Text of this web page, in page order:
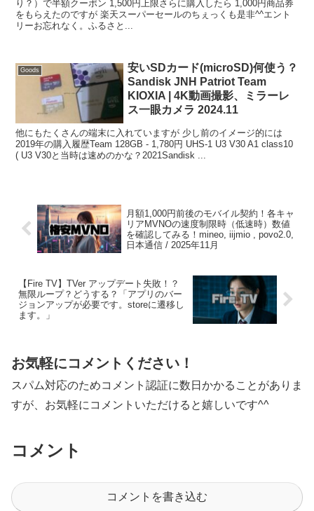
り？）で半額クーポン 1,500円上限さらに購入したら 1,000円商品券
をもらえたのですが 楽天スーパーセールのちぇっくも是非^^エント
リーお忘れなく。ふるさと...
Goods
安いSDカード(microSD)何使う？
Sandisk JNH Patriot Team
KIOXIA | 4K動画撮影、ミラーレ
ス一眼カメラ 2024.11
他にもたくさんの端末に入れていますが 少し前のイメージ的には
2019年の購入履歴Team 128GB - 1,780円 UHS-1 U3 V30 A1 class10
( U3 V30と当時は速めのかな？2021Sandisk ...
月額1,000円前後のモバイル契約！各キャ
リアMVNOの速度制限時（低速時）数値
を確認してみる！mineo, iijmio , povo2.0,
日本通信 / 2025年11月
【Fire TV】TVer アップデート失敗！？
無限ループ？どうする？「アプリのバー
ジョンアップが必要です。storeに遷移し
ます。」
お気軽にコメントください！
スパム対応のためコメント認証に数日かかることがありま
すが、お気軽にコメントいただけると嬉しいです^^
コメント
コメントを書き込む